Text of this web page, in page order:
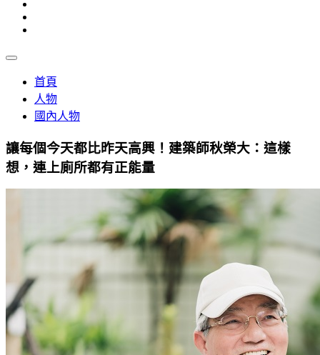
首頁
人物
國內人物
讓每個今天都比昨天高興！建築師秋榮大：這樣
想，連上廁所都有正能量